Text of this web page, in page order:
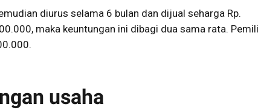
diurus selama 6 bulan dan dijual seharga Rp.
maka keuntungan ini dibagi dua sama rata.
usaha